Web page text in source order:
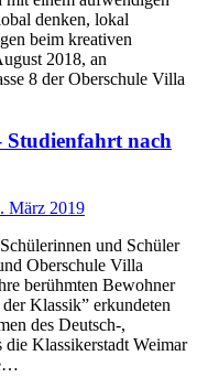
denken, lokal
beim kreativen
2018, an
8 der Oberschule Villa
Studienfahrt nach
März 2019
und Schüler
Oberschule Villa
berühmten Bewohner
Klassik” erkundeten
des Deutsch-,
Klassikerstadt Weimar